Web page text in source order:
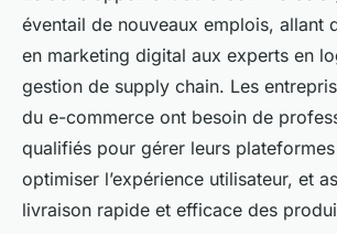
éventail de nouveaux emplois, allant
en marketing digital aux experts en
gestion de supply chain. Les
du e-commerce ont besoin de
qualifiés pour gérer leurs
optimiser l’expérience utilisateur, et
livraison rapide et efficace des